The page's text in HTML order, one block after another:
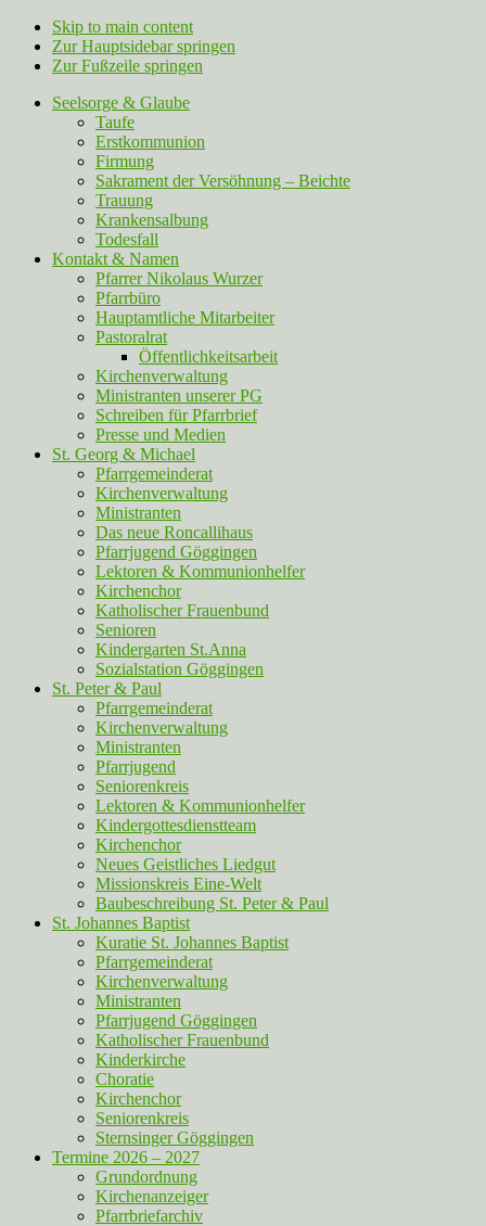
Skip to main content
Zur Hauptsidebar springen
Zur Fußzeile springen
Seelsorge & Glaube
Taufe
Erstkommunion
Firmung
Sakrament der Versöhnung – Beichte
Trauung
Krankensalbung
Todesfall
Kontakt & Namen
Pfarrer Nikolaus Wurzer
Pfarrbüro
Hauptamtliche Mitarbeiter
Pastoralrat
Öffentlichkeitsarbeit
Kirchenverwaltung
Ministranten unserer PG
Schreiben für Pfarrbrief
Presse und Medien
St. Georg & Michael
Pfarrgemeinderat
Kirchenverwaltung
Ministranten
Das neue Roncallihaus
Pfarrjugend Göggingen
Lektoren & Kommunionhelfer
Kirchenchor
Katholischer Frauenbund
Senioren
Kindergarten St.Anna
Sozialstation Göggingen
St. Peter & Paul
Pfarrgemeinderat
Kirchenverwaltung
Ministranten
Pfarrjugend
Seniorenkreis
Lektoren & Kommunionhelfer
Kindergottesdienstteam
Kirchenchor
Neues Geistliches Liedgut
Missionskreis Eine-Welt
Baubeschreibung St. Peter & Paul
St. Johannes Baptist
Kuratie St. Johannes Baptist
Pfarrgemeinderat
Kirchenverwaltung
Ministranten
Pfarrjugend Göggingen
Katholischer Frauenbund
Kinderkirche
Choratie
Kirchenchor
Seniorenkreis
Sternsinger Göggingen
Termine 2026 – 2027
Grundordnung
Kirchenanzeiger
Pfarrbriefarchiv